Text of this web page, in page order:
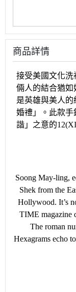
商品詳情
接受美國文化洗
倆人的結合猶
是英雄與美人
婚禮」。此款手
諧」之意的
Soong May-ling,
Shek from the
Hollywood. It’s
TIME magazine
The roman
Hexagrams echo